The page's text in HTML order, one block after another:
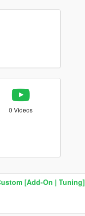
0 Videos
[Add-On | Tuning]